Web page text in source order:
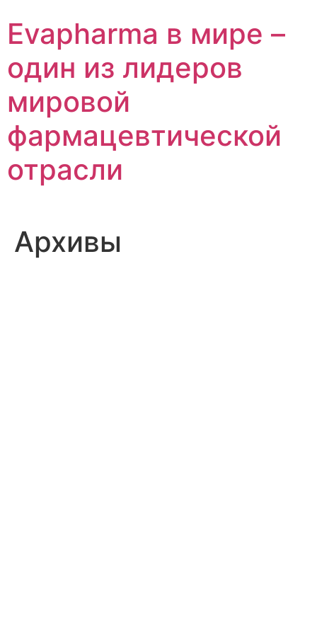
содержимому
Evapharma в мире –
один из лидеров
мировой
фармацевтической
отрасли
Архивы